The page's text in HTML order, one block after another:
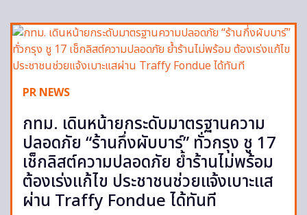
PR NEWS
กทม. เดินหน้ายกระดับมาตรฐานความ
ปลอดภัย “ร้านกึ่งผับบาร์” ทั่วกรุง ชู 17
เช็กลิสต์ความปลอดภัย ย้ำร้านไม่พร้อม
ต้องเร่งแก้ไข ประชาชนช่วยแจ้งเบาะแส
ผ่าน Traffy Fondue ได้ทันที